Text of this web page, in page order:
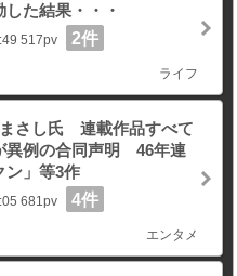
た結果・・・
517pv 2件
ライフ
さし氏 連載作品すべて
例の合同声明 46年連
ン」等3作
681pv 4件
エンタメ